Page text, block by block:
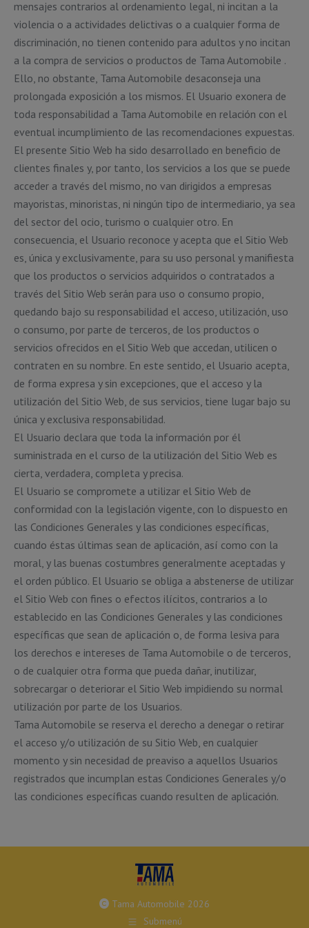
mensajes contrarios al ordenamiento legal, ni incitan a la
violencia o a actividades delictivas o a cualquier forma de
discriminación, no tienen contenido para adultos y no incitan
a la compra de servicios o productos de Tama Automobile .
Ello, no obstante, Tama Automobile desaconseja una
prolongada exposición a los mismos. El Usuario exonera de
toda responsabilidad a Tama Automobile en relación con el
eventual incumplimiento de las recomendaciones expuestas.
El presente Sitio Web ha sido desarrollado en beneficio de
clientes finales y, por tanto, los servicios a los que se puede
acceder a través del mismo, no van dirigidos a empresas
mayoristas, minoristas, ni ningún tipo de intermediario, ya sea
del sector del ocio, turismo o cualquier otro. En
consecuencia, el Usuario reconoce y acepta que el Sitio Web
es, única y exclusivamente, para su uso personal y manifiesta
que los productos o servicios adquiridos o contratados a
través del Sitio Web serán para uso o consumo propio,
quedando bajo su responsabilidad el acceso, utilización, uso
o consumo, por parte de terceros, de los productos o
servicios ofrecidos en el Sitio Web que accedan, utilicen o
contraten en su nombre. En este sentido, el Usuario acepta,
de forma expresa y sin excepciones, que el acceso y la
utilización del Sitio Web, de sus servicios, tiene lugar bajo su
única y exclusiva responsabilidad.
El Usuario declara que toda la información por él
suministrada en el curso de la utilización del Sitio Web es
cierta, verdadera, completa y precisa.
El Usuario se compromete a utilizar el Sitio Web de
conformidad con la legislación vigente, con lo dispuesto en
las Condiciones Generales y las condiciones específicas,
cuando éstas últimas sean de aplicación, así como con la
moral, y las buenas costumbres generalmente aceptadas y
el orden público. El Usuario se obliga a abstenerse de utilizar
el Sitio Web con fines o efectos ilícitos, contrarios a lo
establecido en las Condiciones Generales y las condiciones
específicas que sean de aplicación o, de forma lesiva para
los derechos e intereses de Tama Automobile o de terceros,
o de cualquier otra forma que pueda dañar, inutilizar,
sobrecargar o deteriorar el Sitio Web impidiendo su normal
utilización por parte de los Usuarios.
Tama Automobile se reserva el derecho a denegar o retirar
el acceso y/o utilización de su Sitio Web, en cualquier
momento y sin necesidad de preaviso a aquellos Usuarios
registrados que incumplan estas Condiciones Generales y/o
las condiciones específicas cuando resulten de aplicación.
Tama Automobile 2026
Submenú